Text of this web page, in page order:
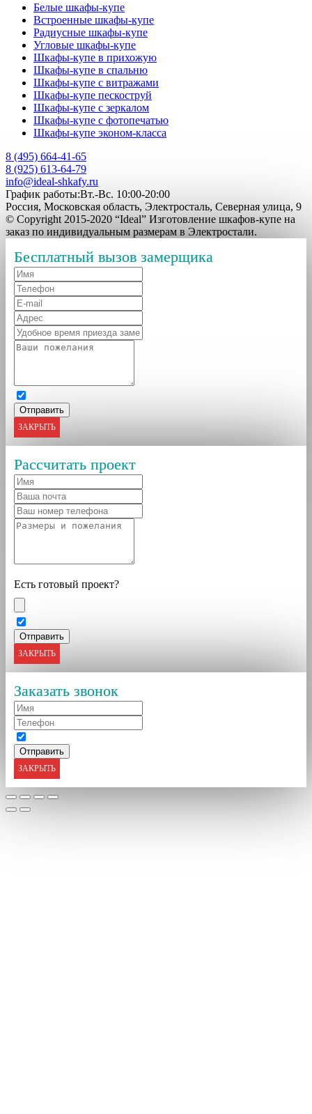
Белые шкафы-купе
Встроенные шкафы-купе
Радиусные шкафы-купе
Угловые шкафы-купе
Шкафы-купе в прихожую
Шкафы-купе в спальню
Шкафы-купе с витражами
Шкафы-купе пескоструй
Шкафы-купе с зеркалом
Шкафы-купе с фотопечатью
Шкафы-купе эконом-класса
8 (495) 664-41-65
8 (925) 613-64-79
info@ideal-shkafy.ru
График работы:Вт.-Вс. 10:00-20:00
Россия, Московская область, Электросталь, Северная улица, 9
© Copyright 2015-2020 “Ideal” Изготовление шкафов-купе на
заказ по индивидуальным размерам в Электростали.
Бесплатный вызов замерщика
ЗАКРЫТЬ
Рассчитать проект
Есть готовый проект?
ЗАКРЫТЬ
Заказать звонок
ЗАКРЫТЬ